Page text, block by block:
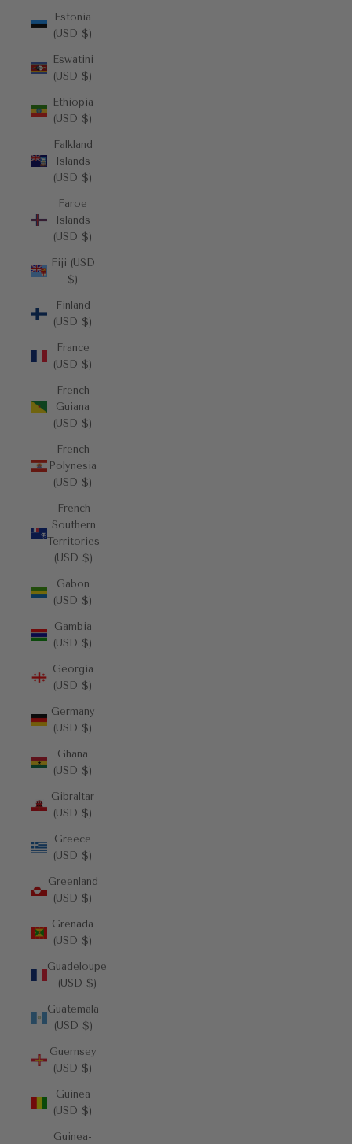
Estonia
(USD $)
Eswatini
(USD $)
Ethiopia
(USD $)
Falkland
Islands
(USD $)
Faroe
Islands
(USD $)
Fiji (USD
$)
Finland
(USD $)
France
(USD $)
French
Guiana
(USD $)
French
Polynesia
(USD $)
French
Southern
Territories
(USD $)
Gabon
(USD $)
Gambia
(USD $)
Georgia
(USD $)
Germany
(USD $)
Ghana
(USD $)
Gibraltar
(USD $)
Greece
(USD $)
Greenland
(USD $)
Grenada
(USD $)
Guadeloupe
(USD $)
Guatemala
(USD $)
Guernsey
(USD $)
Guinea
(USD $)
Guinea-